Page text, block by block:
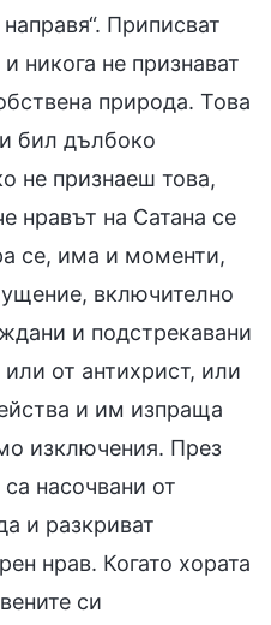
Приписват
никога не признават
природа. Това
бил дълбоко
не признаеш това,
нравът на Сатана се
се, има и моменти,
включително
и подстрекавани
от антихрист, или
и им изпраща
изключения. През
насочвани от
и разкриват
нрав. Когато хората
си